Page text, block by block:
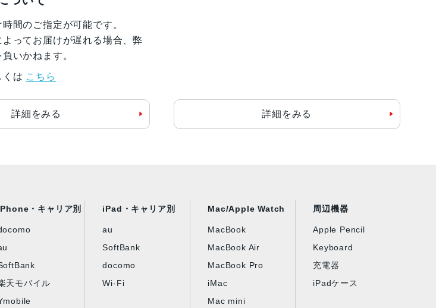
512GB
3140ｍAh(SIMフリー)
2020年8月28日(SIMフリー)
間のご指定が可能です。
ってお届けが遅れる場合、弊
いかねます。
くは こちら
詳細をみる 詳細をみる
・キャリア別
天モバイル
iPad・キャリア別
au
SoftBank
docomo
Wi-Fi
Mac/Apple Watch
MacBook
MacBook Air
MacBook Pro
iMac
Mac mini
周辺機器
Apple Pencil
Keyboard
充電器
iPadケース